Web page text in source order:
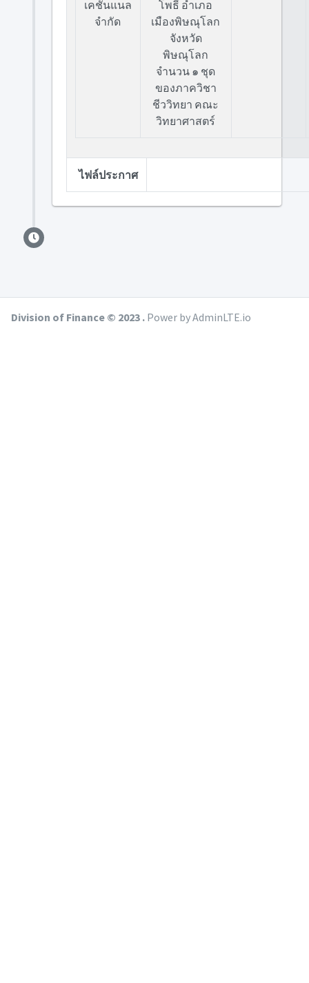
เคชั่นแนล
จำกัด
โพธิ์ อำเภอ
เมืองพิษณุโลก
จังหวัด
พิษณุโลก
จำนวน ๑ ชุด
ของภาควิชา
ชีววิทยา คณะ
วิทยาศาสตร์
ไฟล์ประกาศ
Division of Finance © 2023 . Power by AdminLTE.io